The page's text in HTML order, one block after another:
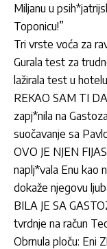
Miljanu u
Toponicu!”
Tri vrste voća za
Gurala test za
lažirala test u
REKAO SAM TI
zapj*nila na
suočavanje sa
OVO JE NJEN
naplj*vala Enu kao
dokaže njegovu
BILA JE SA
tvrdnje na račun
Obrnula ploču: Eni